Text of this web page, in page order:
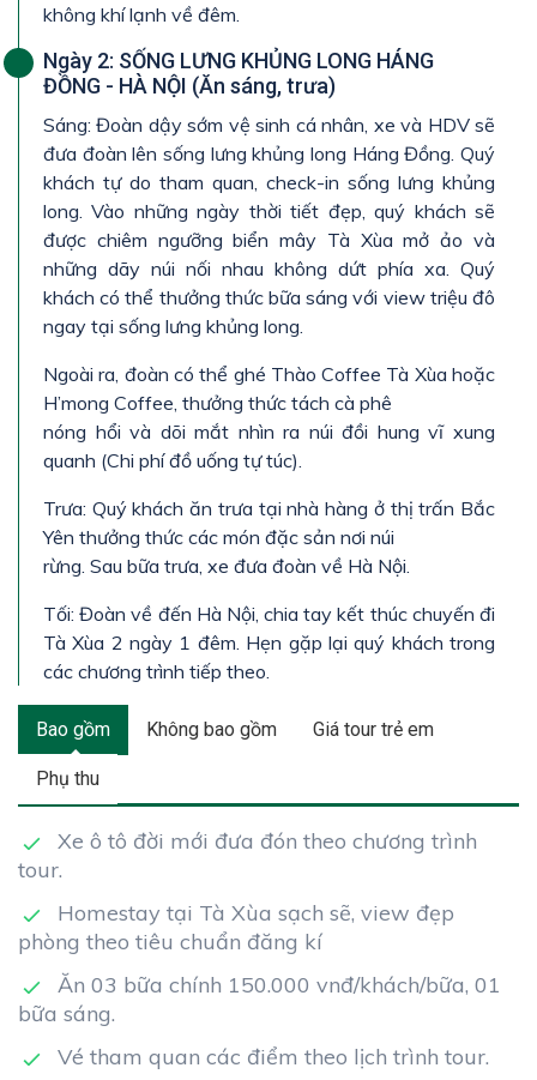
không khí lạnh về đêm.
Ngày 2: SỐNG LƯNG KHỦNG LONG HÁNG
ĐỒNG - HÀ NỘI (Ăn sáng, trưa)
Sáng: Đoàn dậy sớm vệ sinh cá nhân, xe và HDV sẽ
đưa đoàn lên sống lưng khủng long Háng Đồng. Quý
khách tự do tham quan, check-in sống lưng khủng
long. Vào những ngày thời tiết đẹp, quý khách sẽ
được chiêm ngưỡng biển mây Tà Xùa mở ảo và
những dãy núi nối nhau không dứt phía xa. Quý
khách có thể thưởng thức bữa sáng với view triệu đô
ngay tại sống lưng khủng long.
Ngoài ra, đoàn có thể ghé Thào Coffee Tà Xùa hoặc
H’mong Coffee, thưởng thức tách cà phê
nóng hổi và dõi mắt nhìn ra núi đồi hung vĩ xung
quanh (Chi phí đồ uống tự túc).
Trưa: Quý khách ăn trưa tại nhà hàng ở thị trấn Bắc
Yên thưởng thức các món đặc sản nơi núi
rừng. Sau bữa trưa, xe đưa đoàn về Hà Nội.
Tối: Đoàn về đến Hà Nội, chia tay kết thúc chuyến đi
Tà Xùa 2 ngày 1 đêm. Hẹn gặp lại quý khách trong
các chương trình tiếp theo.
Bao gồm Không bao gồm Giá tour trẻ em
Phụ thu
Xe ô tô đời mới đưa đón theo chương trình
tour.
Homestay tại Tà Xùa sạch sẽ, view đẹp
phòng theo tiêu chuẩn đăng kí
Ăn 03 bữa chính 150.000 vnđ/khách/bữa, 01
bữa sáng.
Vé tham quan các điểm theo lịch trình tour.